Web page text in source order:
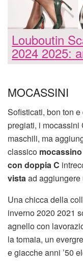
Louboutin
2024 2025:
MOCASSINI
Sofisticati, bon ton
pregiati, i
maschili, ma
classico
con doppia C
vistaad aggiungere
Una chicca della
inverno 2020 2021
agnello con
la tomaia, un
e giacche anni ’50